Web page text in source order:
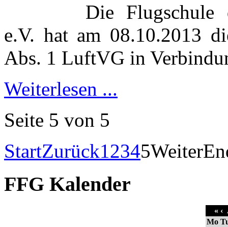
Die Flugschule
e.V. hat am 08.10.2013
Abs. 1 LuftVG in
Weiterlesen ...
Seite 5 von 5
StartZurück12345Weiter
FFG Kalender
« ‹
Mo